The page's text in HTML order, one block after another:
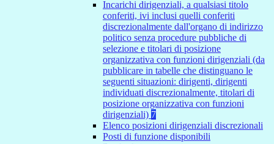
Incarichi dirigenziali, a qualsiasi titolo
conferiti, ivi inclusi quelli conferiti
discrezionalmente dall'organo di indirizzo
politico senza procedure pubbliche di
selezione e titolari di posizione
organizzativa con funzioni dirigenziali (da
pubblicare in tabelle che distinguano le
seguenti situazioni: dirigenti, dirigenti
individuati discrezionalmente, titolari di
posizione organizzativa con funzioni
dirigenziali) 7
Elenco posizioni dirigenziali discrezionali
Posti di funzione disponibili